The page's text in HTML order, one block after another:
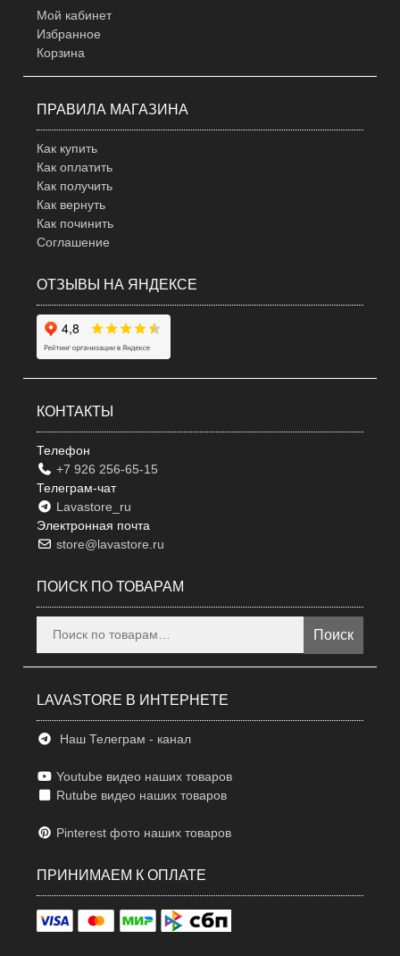
Мой кабинет
Избранное
Корзина
ПРАВИЛА МАГАЗИНА
Как купить
Как оплатить
Как получить
Как вернуть
Как починить
Соглашение
ОТЗЫВЫ НА ЯНДЕКСЕ
КОНТАКТЫ
Телефон
+7 926 256-65-15
Телеграм-чат
Lavastore_ru
Электронная почта
store@lavastore.ru
ПОИСК ПО ТОВАРАМ
Поиск
LAVASTORE В ИНТЕРНЕТЕ
Наш Телеграм - канал
Youtube видео наших товаров
Rutube видео наших товаров
Pinterest фото наших товаров
ПРИНИМАЕМ К ОПЛАТЕ